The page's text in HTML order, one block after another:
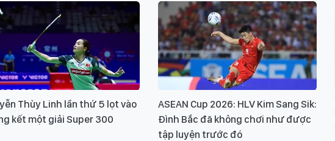
Thùy Linh lần thứ 5 lọt vào
kết một giải Super 300
ASEAN Cup 2026: HLV Kim Sang Sik:
Đình Bắc đã không chơi như được
tập luyện trước đó